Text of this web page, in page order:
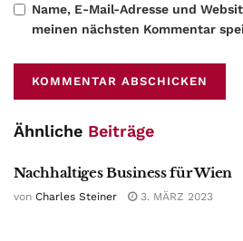
Name, E-Mail-Adresse und
meinen nächsten Kommentar
Ähnliche Beiträge
Nachhaltiges Business für Wien
von Charles Steiner 3. MÄRZ 2023